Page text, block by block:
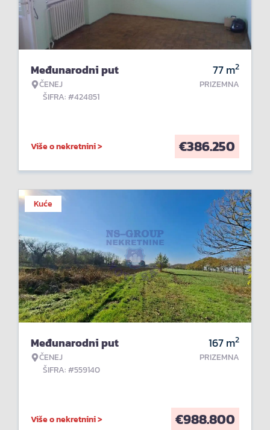
Međunarodni put
ČENEJ
ŠIFRA: #424851
77m2
PRIZEMNA
Više o nekretnini > €386.250
Kuće
Međunarodni put
ČENEJ
ŠIFRA: #559140
167m2
PRIZEMNA
Više o nekretnini > €988.800